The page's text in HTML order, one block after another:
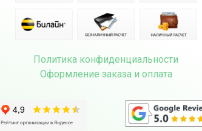
Политика конфиденциальности
Оформление заказа и оплата